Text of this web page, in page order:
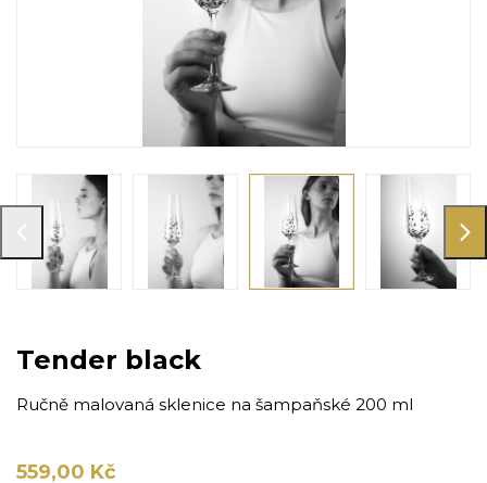
Tender black
Ručně malovaná sklenice na šampaňské 200 ml
559,00 Kč